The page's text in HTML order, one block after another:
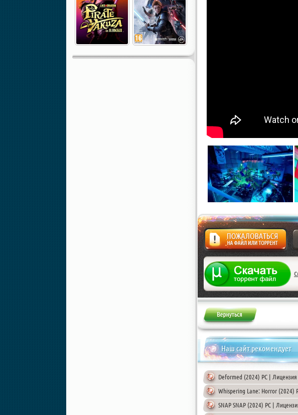
Жалоба
Наш сайт рекомендует
Deformed (2024) PC | Лицензия
Whispering Lane: Horror (2024)
SNAP SNAP (2024) PC |